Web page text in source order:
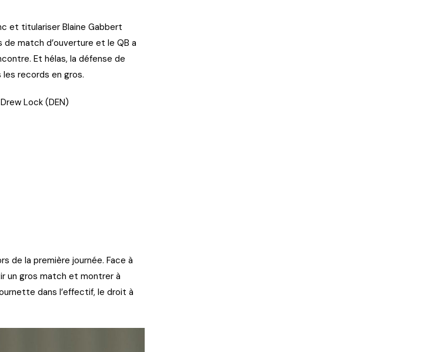
et titulariser Blaine Gabbert
match d’ouverture et le QB a
Et hélas, la défense de
records en gros.
Lock (DEN)
de la première journée. Face à
un gros match et montrer à
dans l’effectif, le droit à